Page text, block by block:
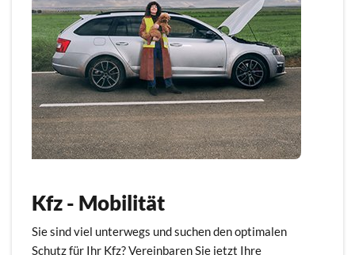
Kfz - Mobilität
Sie sind viel unterwegs und suchen den optimalen
Schutz für Ihr Kfz? Vereinbaren Sie jetzt Ihre